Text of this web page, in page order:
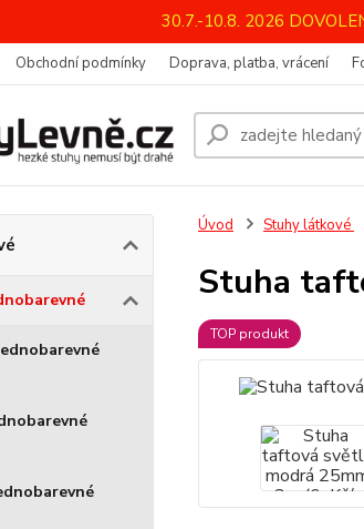
30.7.-10.8. 2026
Obchodní podmínky Doprava, platba, vrácení
Úvod Stuhy látkové
Stuha
TOP produkt